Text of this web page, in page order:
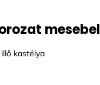
kastélya